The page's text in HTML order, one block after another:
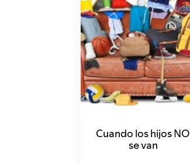
Cuando los hijos NO
se van